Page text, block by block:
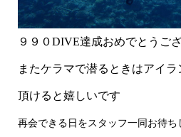
９９０DIVE達成おめでとうご
またケラマで潜るときはアイ
頂けると嬉しいです
再会できる日をスタッフ一同お待